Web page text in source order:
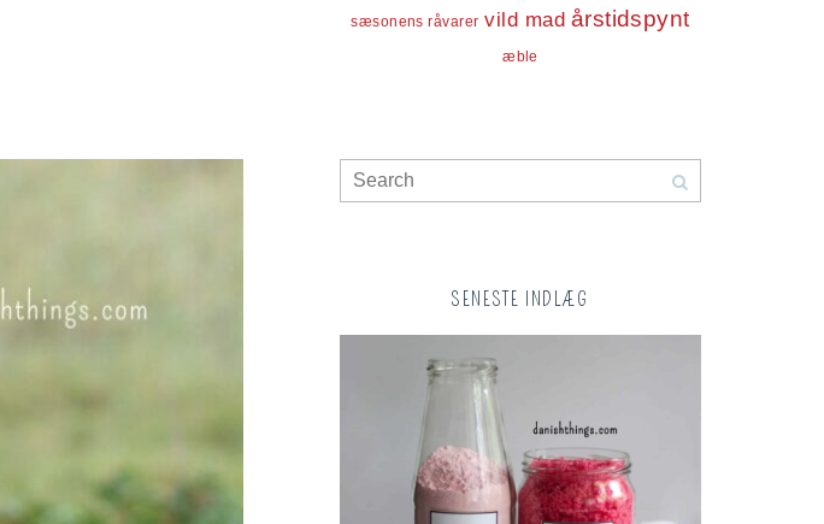
sæsonens råvarer vild mad årstidspynt
æble
SENESTE INDLÆG